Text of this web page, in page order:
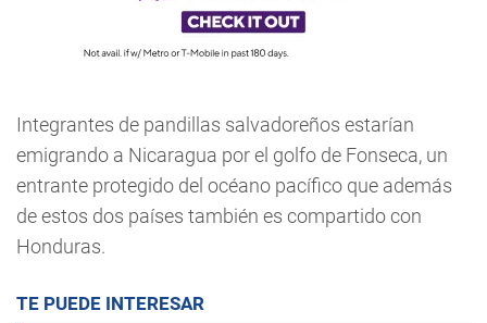
Integrantes de pandillas salvadoreños estarían
emigrando a Nicaragua por el golfo de Fonseca, un
entrante protegido del océano pacífico que además
de estos dos países también es compartido con
Honduras.
TE PUEDE INTERESAR